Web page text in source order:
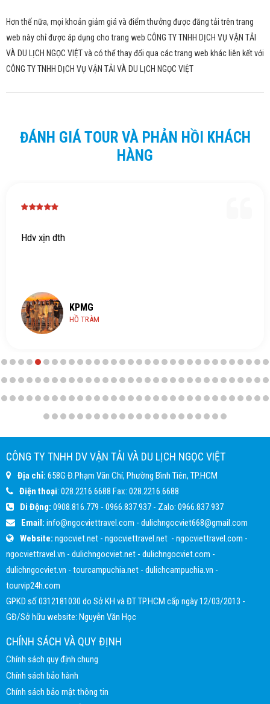
Hơn thế nữa, mọi khoản giảm giá và điểm thưởng được đăng tải trên trang
web này chỉ được áp dụng cho trang web CÔNG TY TNHH DỊCH VỤ VẬN TẢI
VÀ DU LỊCH NGỌC VIỆT và có thể thay đổi qua các trang web khác liên kết với
CÔNG TY TNHH DỊCH VỤ VẬN TẢI VÀ DU LỊCH NGỌC VIỆT
ĐÁNH GIÁ TOUR VÀ PHẢN HỒI KHÁCH
HÀNG
Hdv xịn dth
KPMG
HỒ TRÀM
CÔNG TY TNHH DV VẬN TẢI VÀ DU LỊCH NGỌC VIỆT
Địa chỉ: 658G Đ.Phạm Văn Chí, Phường Bình Tiên, TP.HCM
Điện thoại: 028.2216.6688 Fax: 028.2216.6688
Di Động: 0908.816.779 - 0966.837.937 - Zalo: 0966.837.937
Email: info@ngocviettravel.com - dulichngocviet668@gmail.com
Website: ngocviet.net - ngocviettravel.net - ngocviettravel.com -
ngocviettravel.vn - dulichngocviet.net - dulichngocviet.com -
dulichngocviet.vn - tourcampuchia.net - dulichcampuchia.vn -
tourvip24h.com
GPKD số 0312181030 do Sở KH và ĐT TP.HCM cấp ngày 12/03/2013 -
GĐ/Sở hữu website: Nguyễn Văn Học
CHÍNH SÁCH VÀ QUY ĐỊNH
Chính sách quy định chung
Chính sách bảo hành
Chính sách bảo mật thông tin